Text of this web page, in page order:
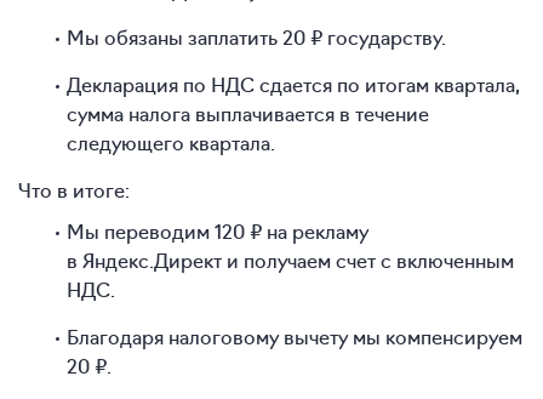
Мы обязаны заплатить 20 ₽ государству.
Декларация по НДС сдается по итогам квартала,
сумма налога выплачивается в течение
следующего квартала.
Что в итоге:
Мы переводим 120 ₽ на рекламу
в Яндекс.Директ и получаем счет с включенным
НДС.
Благодаря налоговому вычету мы компенсируем
20 ₽.